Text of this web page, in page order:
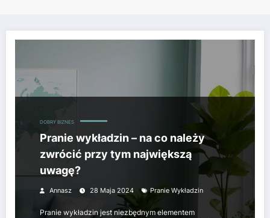
DOBRY BIZNES
Pranie wykładzin – na co należy
zwrócić przy tym największą
uwagę?
Annasz 28 Maja 2024 Pranie Wykładzin
Pranie wykładzin jest niezbędnym elementem